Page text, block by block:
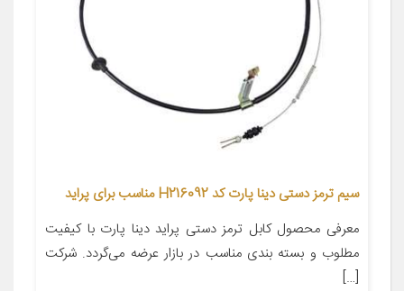
سیم ترمز دستی دینا پارت کد H216092 مناسب برای پراید
معرفی محصول کابل ترمز دستی پراید دینا پارت با کیفیت
مطلوب و بسته بندی مناسب در بازار عرضه می‌گردد. شرکت
[…]